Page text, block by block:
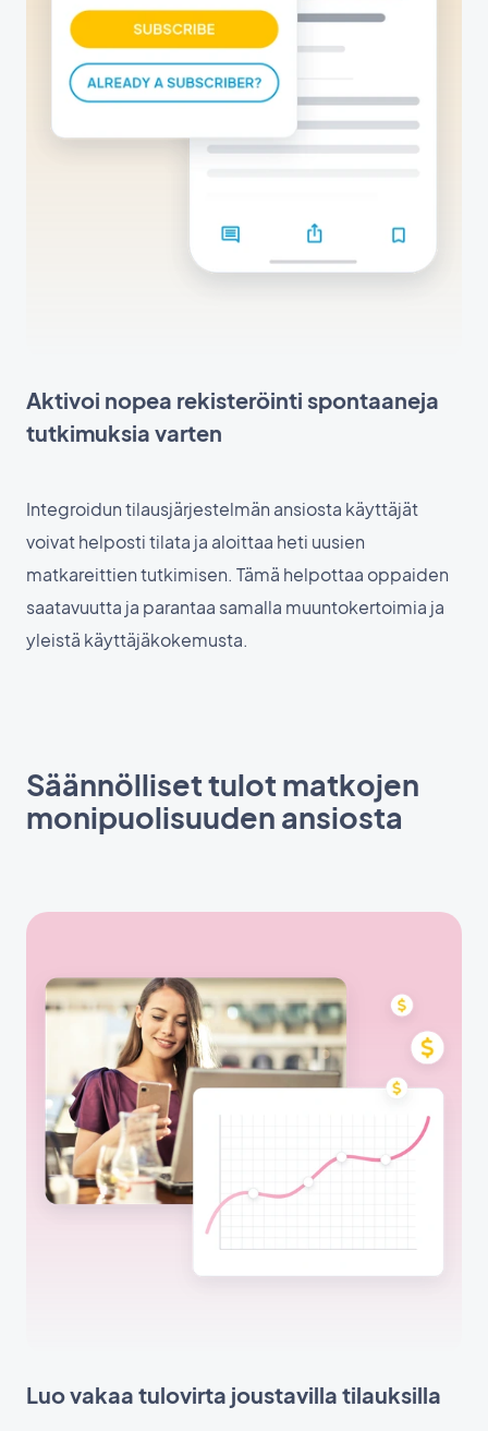
Aktivoi nopea rekisteröinti spontaaneja
tutkimuksia varten
Integroidun tilausjärjestelmän ansiosta käyttäjät
voivat helposti tilata ja aloittaa heti uusien
matkareittien tutkimisen. Tämä helpottaa oppaiden
saatavuutta ja parantaa samalla muuntokertoimia ja
yleistä käyttäjäkokemusta.
Säännölliset tulot matkojen
monipuolisuuden ansiosta
Luo vakaa tulovirta joustavilla tilauksilla